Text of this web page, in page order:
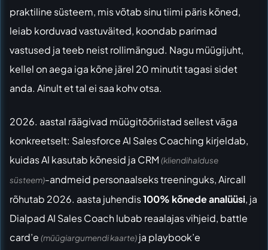
praktiline süsteem, mis võtab sinu tiimi päris kõned,
leiab korduvad vastuväited, koondab parimad
vastused ja teeb neist rollimängud. Nagu müügijuht,
kellel on aega iga kõne järel 20 minutit tagasi sidet
anda. Ainult et tal ei saa kohv otsa.
2026. aastal räägivad müügitööriistad sellest väga
konkreetselt: Salesforce AI Sales Coaching kirjeldab,
kuidas AI kasutab kõnesid ja CRM (kliendihalduse
süsteem)-andmeid personaalseks treeninguks,Aircall
rõhutab 2026. aasta juhendis100% kõnede analüüsi, ja
Dialpad AI Sales Coachlubab reaalajas vihjeid, battle
card’e (müügiargumendi kaarte) ja playbook’e